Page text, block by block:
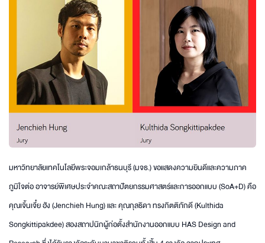
มหาวิทยาลัยเทคโนโลยีพระจอมเกล้าธนบุรี (มจธ.) ขอแสดงความยินดีและความภาค
ภูมิใจต่อ อาจารย์พิเศษประจำคณะสถาปัตยกรรมศาสตร์และการออกแบบ (SoA+D) คือ
คุณเจิ้นเจี๋ย ฮัง (Jenchieh Hung) และ คุณกุลธิดา ทรงกิตติภักดี (Kulthida
Songkittipakdee) สองสถาปนิกผู้ก่อตั้งสำนักงานออกแบบ HAS Design and